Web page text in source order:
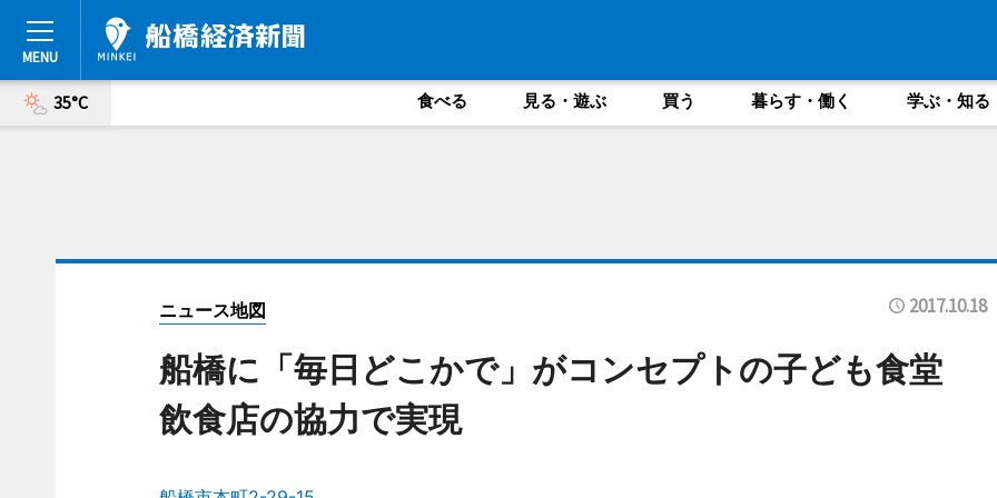
35°C 食べる 見る・遊ぶ 買う 暮らす・働く 学ぶ・知る
ニュース地図 2017.10.18
船橋に「毎日どこかで」がコンセプトの子ども食堂
飲食店の協力で実現